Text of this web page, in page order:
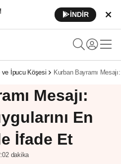
İNDİR
ve İpucu Köşesi Kurban Bayramı
Mesajı:
En
İfade Et
dakika